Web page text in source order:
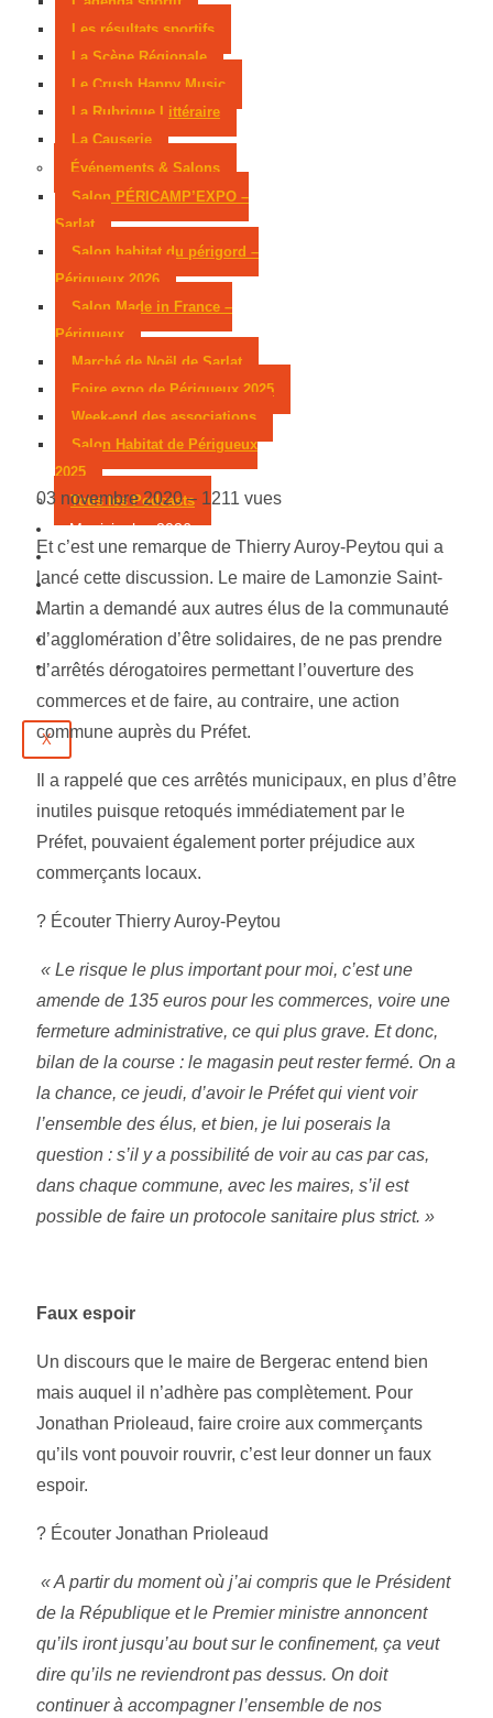
Les résultats sportifs
La Scène Régionale
Le Crush Happy Music
La Rubrique Littéraire
La Causerie
Événements & Salons
Salon PÉRICAMP’EXPO –
Sarlat
Salon habitat du périgord –
Périgueux 2026
Salon Made in France –
Périgueux
Marché de Noël de Sarlat
Foire expo de Périgueux 2025
Week-end des associations
Salon Habitat de Périgueux
2025
Tous les Podcasts
Municipales 2026
Jeux
Partenaires
Emploi
Évènements
Contact
X
03 novembre 2020 – 1211 vues
Et c’est une remarque de Thierry Auroy-Peytou qui a
lancé cette discussion. Le maire de Lamonzie Saint-
Martin a demandé aux autres élus de la communauté
d’agglomération d’être solidaires, de ne pas prendre
d’arrêtés dérogatoires permettant l’ouverture des
commerces et de faire, au contraire, une action
commune auprès du Préfet.
Il a rappelé que ces arrêtés municipaux, en plus d’être
inutiles puisque retoqués immédiatement par le
Préfet, pouvaient également porter préjudice aux
commerçants locaux.
? Écouter Thierry Auroy-Peytou
« Le risque le plus important pour moi, c’est une
amende de 135 euros pour les commerces, voire une
fermeture administrative, ce qui plus grave. Et donc,
bilan de la course : le magasin peut rester fermé. On a
la chance, ce jeudi, d’avoir le Préfet qui vient voir
l’ensemble des élus, et bien, je lui poserais la
question : s’il y a possibilité de voir au cas par cas,
dans chaque commune, avec les maires, s’il est
possible de faire un protocole sanitaire plus strict. »
Faux espoir
Un discours que le maire de Bergerac entend bien
mais auquel il n’adhère pas complètement. Pour
Jonathan Prioleaud, faire croire aux commerçants
qu’ils vont pouvoir rouvrir, c’est leur donner un faux
espoir.
? Écouter Jonathan Prioleaud
« A partir du moment où j’ai compris que le Président
de la République et le Premier ministre annoncent
qu’ils iront jusqu’au bout sur le confinement, ça veut
dire qu’ils ne reviendront pas dessus. On doit
continuer à accompagner l’ensemble de nos